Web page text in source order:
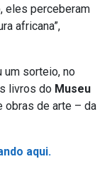
eles perceberam
africana”,
um sorteio, no
livros do Museu
obras de arte – da
aqui.